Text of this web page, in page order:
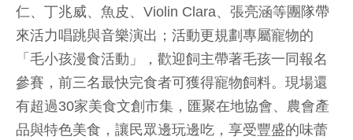
仁、丁兆威、魚皮、Violin Clara、張亮涵等團隊帶
來活力唱跳與音樂演出；活動更規劃專屬寵物的
「毛小孩漫食活動」，歡迎飼主帶著毛孩一同報名
參賽，前三名最快完食者可獲得寵物飼料。現場還
有超過30家美食文創市集，匯聚在地協會、農會產
品與特色美食，讓民眾邊玩邊吃，享受豐盛的味蕾